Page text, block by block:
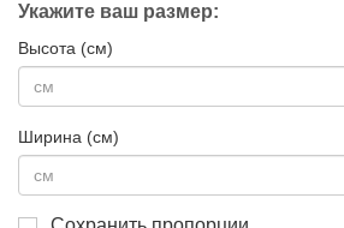
Укажите ваш размер:
Высота (см)
Ширина (см)